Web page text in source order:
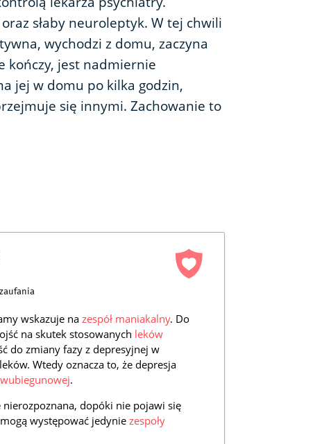
słaby neuroleptyk. W tej chwili
wychodzi z domu, zaczyna
kończy, jest nadmiernie
jej w domu po kilka godzin,
się innymi. Zachowanie to
wskazuje nazespół maniakalny. Do
na skutek stosowanych leków
do zmiany fazy z depresyjnej w
Wtedy oznacza to, że depresja
.
dopóki nie pojawi się
występować jedynie zespoły